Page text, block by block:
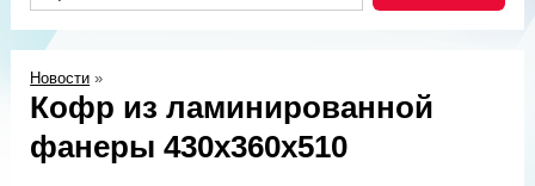
Новости »
Кофр из ламинированной
фанеры 430x360x510